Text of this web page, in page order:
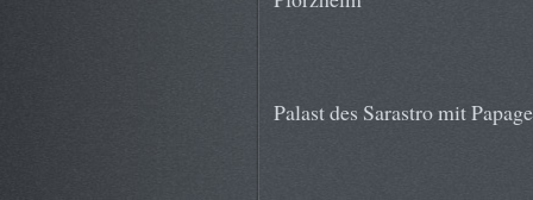
Palast des Sarastro mit